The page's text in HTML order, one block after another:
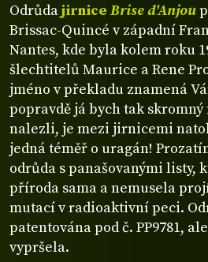
Odrůdajirnice Brise d'Anjou
Brissac-Quincé v západní
Nantes, kde byla kolem roku
šlechtitelů Maurice a Rene
jméno v překladu znamená
popravdě já bych tak
nalezli, je mezi jirnicemi
jedná téměř o uragán!
odrůda s panašovanými listy,
příroda sama a nemusela
mutací v radioaktivní peci.
patentována pod č. PP9781,
vypršela.